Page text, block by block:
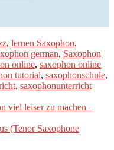
, lernen Saxophon,
german, Saxophon
online, saxophon online
tutorial, saxophonschule,
, saxophonunterricht
viel leiser zu machen –
(Tenor Saxophone